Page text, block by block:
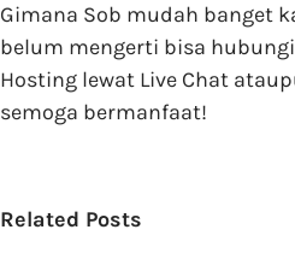
Gimana Sob mudah banget
belum mengerti bisa
Hosting lewat Live Chat
semoga bermanfaat!
Related Posts